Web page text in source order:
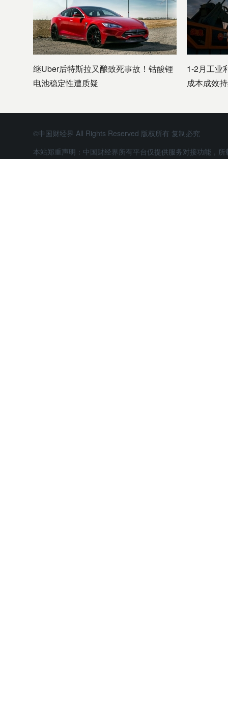
继Uber后特斯拉又酿致死事故！钴酸锂
电池稳定性遭质疑
1-2月工业
成本成效
©中国财经界 All Rights Reserved 版权所有 复制必究
本站郑重声明：中国财经界所有平台仅提供服务对接功能，